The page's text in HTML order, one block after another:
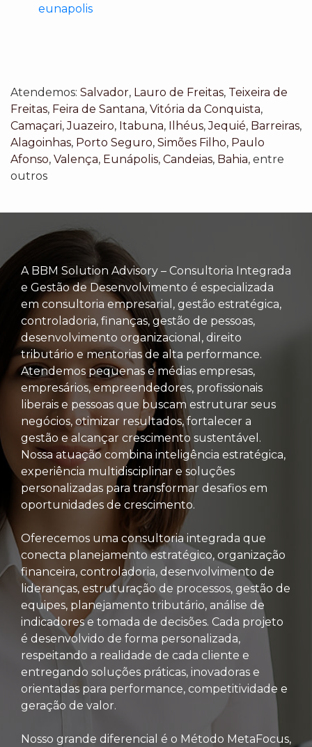
eunapolis
Atendemos: Salvador, Lauro de Freitas, Teixeira de
Freitas, Feira de Santana, Vitória da Conquista,
Camaçari,Juazeiro, Itabuna, Ilhéus,Jequié, Barreiras,
Alagoinhas, Porto Seguro, Simões Filho, Paulo
Afonso, Valença, Eunápolis, Candeias, Bahia, entre
outros
A BBM Solution Advisory – Consultoria Integrada
e Gestão de Desenvolvimento é especializada
em consultoria empresarial, gestão estratégica,
controladoria, finanças, gestão de pessoas,
desenvolvimento organizacional, direito
tributário e mentorias de alta performance.
Atendemos pequenas e médias empresas,
empresários, empreendedores, profissionais
liberais e pessoas que buscam estruturar seus
negócios, otimizar resultados, fortalecer a
gestão e alcançar crescimento sustentável.
Nossa atuação combina inteligência estratégica,
experiência multidisciplinar e soluções
personalizadas para transformar desafios em
oportunidades de crescimento.
Oferecemos uma consultoria integrada que
conecta planejamento estratégico, organização
financeira, controladoria, desenvolvimento de
lideranças, estruturação de processos, gestão de
equipes, planejamento tributário, análise de
indicadores e tomada de decisões. Cada projeto
é desenvolvido de forma personalizada,
respeitando a realidade de cada cliente e
entregando soluções práticas, inovadoras e
orientadas para performance, competitividade e
geração de valor.
Nosso grande diferencial é o Método MetaFocus,